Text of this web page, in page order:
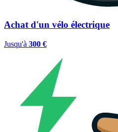
Achat d'un vélo électrique
Jusqu'à 300 €